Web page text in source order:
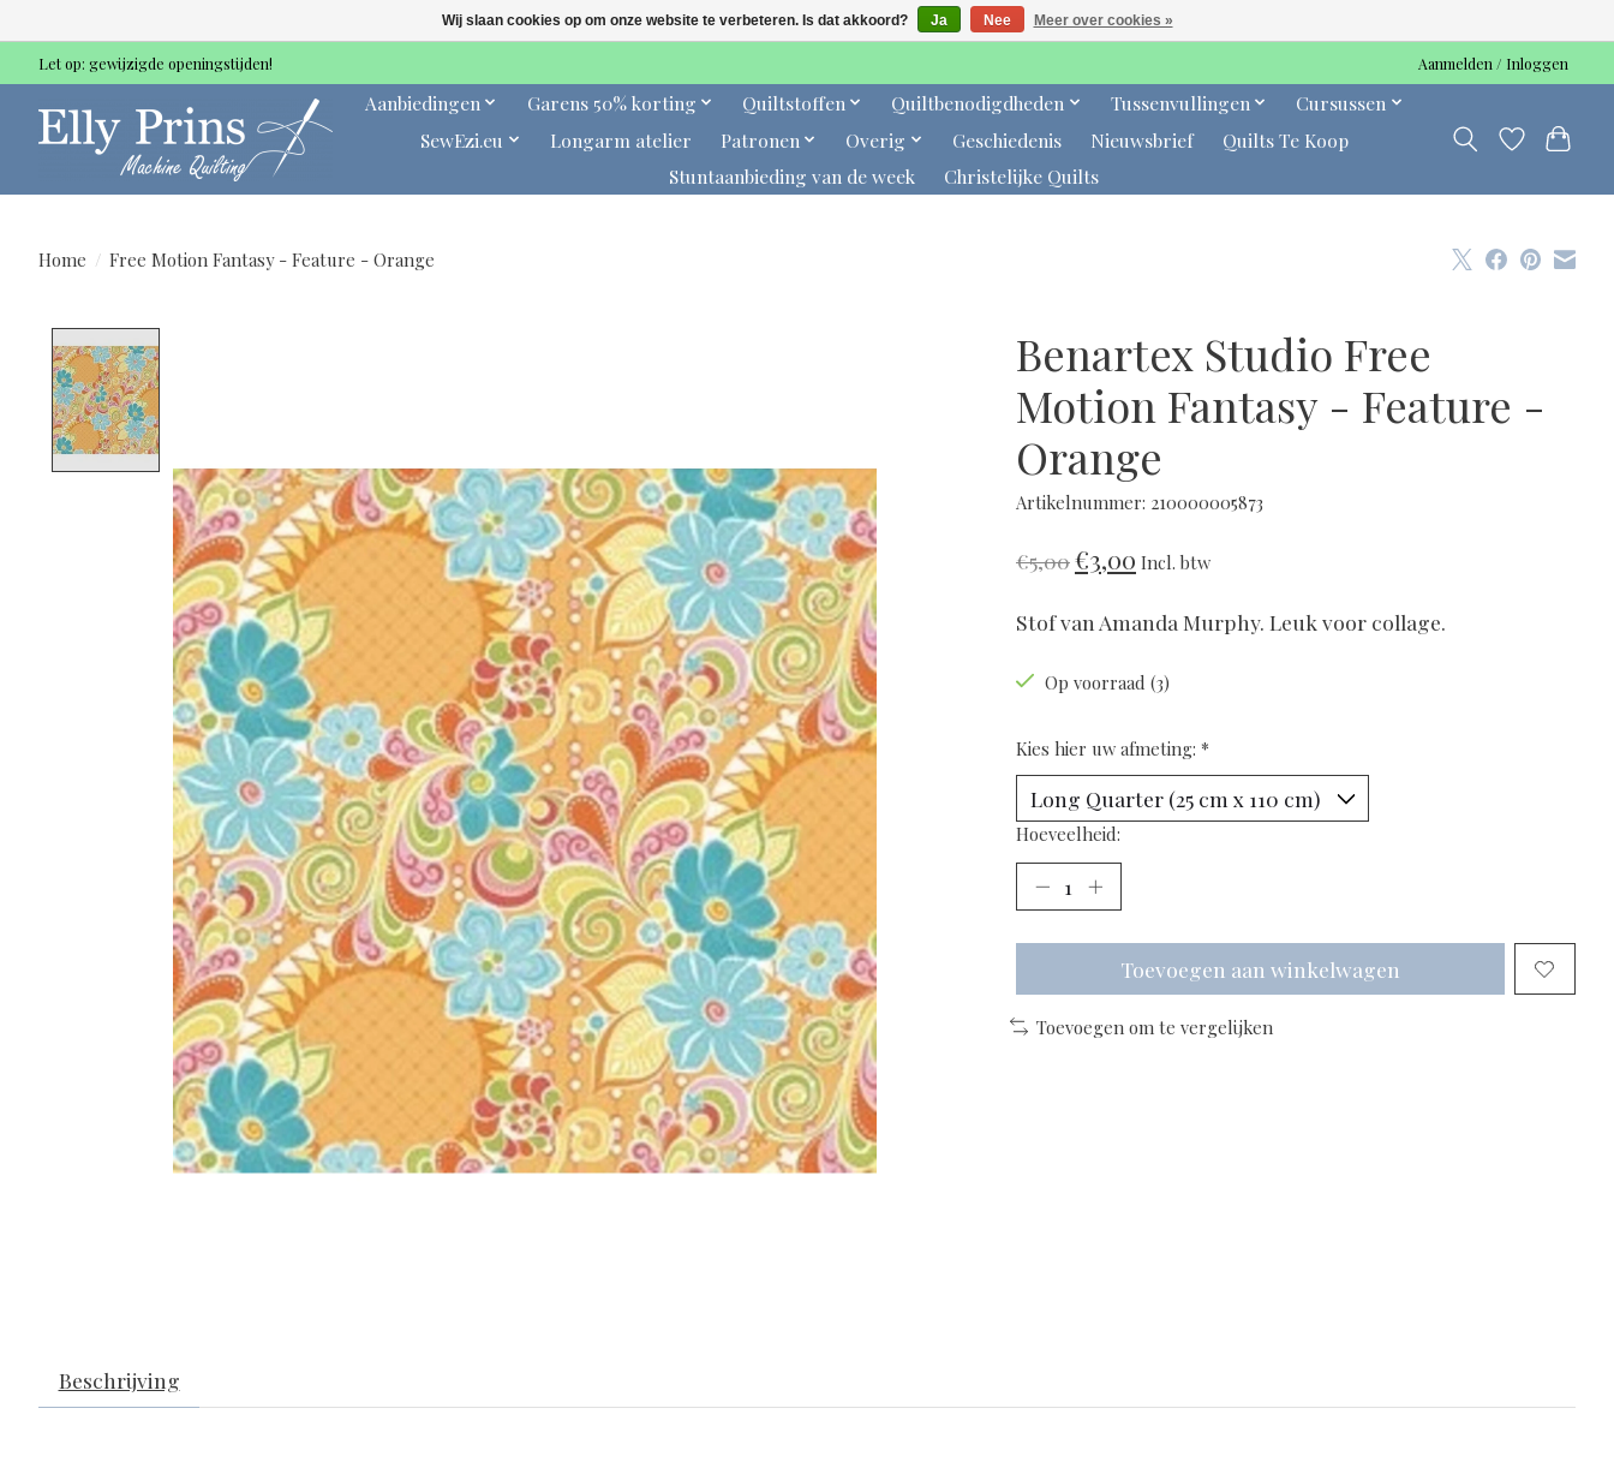
Let op: gewijzigde openingstijden! Aanmelden / Inloggen
Aanbiedingen Garens 50% korting Quiltstoffen Quiltbenodigdheden Tussenvullingen
Cursussen
SewEzi.eu
Longarm atelier Patronen Overig Geschiedenis Nieuwsbrief
Quilts Te Koop
Stuntaanbieding van de week
Christelijke Quilts
Home / Free Motion Fantasy - Feature - Orange
Benartex Studio Free
Motion Fantasy - Feature -
Orange
Artikelnummer: 210000005873
€5,00€3,00 Incl. btw
Stof van Amanda Murphy. Leuk voor collage.
Op voorraad (3)
Kies hier uw afmeting: *
Hoeveelheid:
Toevoegen aan winkelwagen
Toevoegen om te vergelijken
Beschrijving
Wij slaan cookies op om onze website te verbeteren. Is dat akkoord? Ja Nee Meer over cookies »